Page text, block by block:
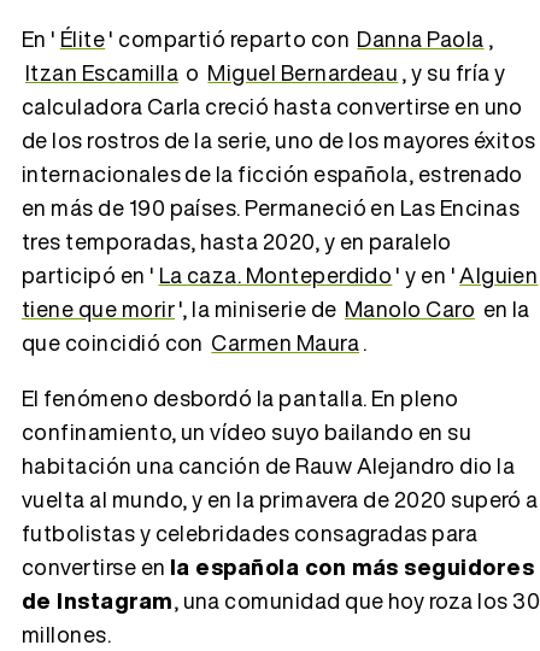
En ' Élite' compartió reparto con Danna Paola,
Itzan Escamilla o Miguel Bernardeau, y su fría y
calculadora Carla creció hasta convertirse en uno
de los rostros de la serie, uno de los mayores éxitos
internacionales de la ficción española, estrenado
en más de 190 países. Permaneció en Las Encinas
tres temporadas, hasta 2020, y en paralelo
participó en ' La caza. Monteperdido' y en 'Alguien
tiene que morir', la miniserie de Manolo Caro en la
que coincidió con Carmen Maura.
El fenómeno desbordó la pantalla. En pleno
confinamiento, un vídeo suyo bailando en su
habitación una canción de Rauw Alejandro dio la
vuelta al mundo, y en la primavera de 2020 superó a
futbolistas y celebridades consagradas para
convertirse en la española con más seguidores
de Instagram, una comunidad que hoy roza los 30
millones.